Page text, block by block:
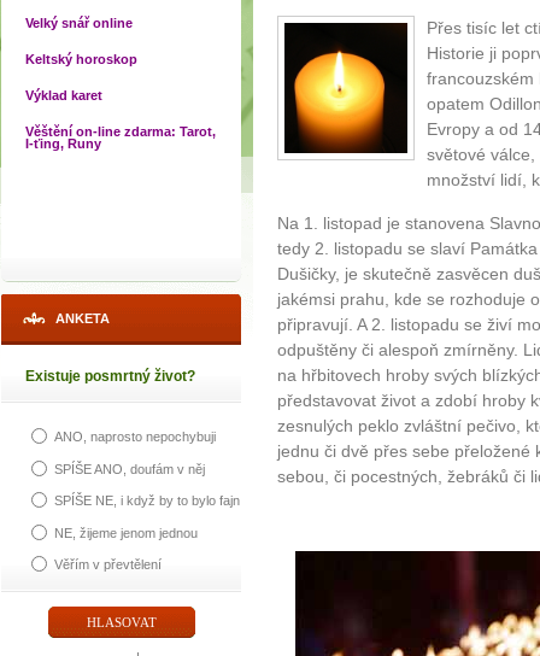
Velký snář online
Keltský horoskop
Výklad karet
Věštění on-line zdarma: Tarot,
I-ťing, Runy
ANKETA
Existuje posmrtný život?
ANO, naprosto nepochybuji
SPÍŠE ANO, doufám v něj
SPÍŠE NE, i když by to bylo fajn
NE, žijeme jenom jednou
Věřím v převtělení
Přes tisíc let
Historie ji
francouzském
opatem
Evropy a od
světové
množství lidí,
Na 1. listopad je stanovena
tedy 2. listopadu se slaví
Dušičky, je skutečně zasvěcen
jakémsi prahu, kde se rozhoduje
připravují. A 2. listopadu se živí
odpuštěny či alespoň zmírněny.
na hřbitovech hroby svých
představovat život a zdobí hroby
zesnulých peklo zvláštní pečivo,
jednu či dvě přes sebe
sebou, či pocestných, žebráků či